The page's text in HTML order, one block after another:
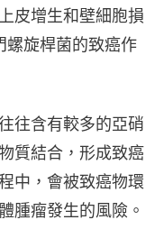
皮增生和壁細胞損
螺旋桿菌的致癌作
往含有較多的亞硝
質結合，形成致癌
中，會被致癌物環
腫瘤發生的風險。